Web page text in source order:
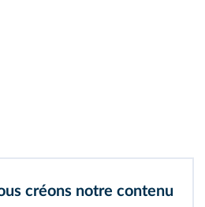
créons notre contenu